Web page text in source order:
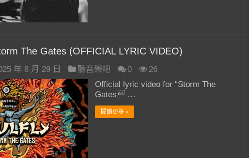
The Gates (OFFICIAL LYRIC VIDEO)
年 8 月 29 日 聽音樂吧 0
26
Official lyric video for “Storm The
Gates …
閱讀更多 »